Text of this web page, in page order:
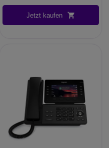
Jetzt kaufen